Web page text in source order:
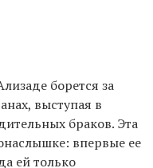
борется за
выступая в
браков. Эта
впервые ее
ей только